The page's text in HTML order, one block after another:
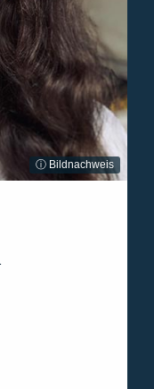
ⓘ Bildnachweis